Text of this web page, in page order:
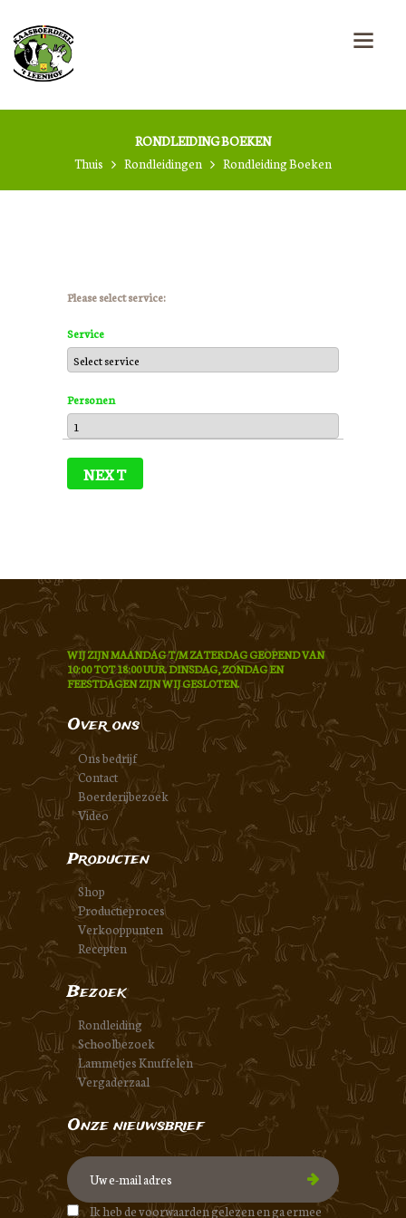
RONDLEIDING BOEKEN
Thuis
Rondleidingen Rondleiding Boeken
Please select service:
Service
Personen
NEXT
WIJ ZIJN MAANDAG T/M ZATERDAG GEOPEND VAN
10:00 TOT 18:00 UUR. DINSDAG, ZONDAG EN
FEESTDAGEN ZIJN WIJ GESLOTEN.
Over ons
Ons bedrijf
Contact
Boerderijbezoek
Video
Producten
Shop
Productieproces
Verkooppunten
Recepten
Bezoek
Rondleiding
Schoolbezoek
Lammetjes Knuffelen
Vergaderzaal
Onze nieuwsbrief
Ik heb de voorwaarden gelezen en ga ermee